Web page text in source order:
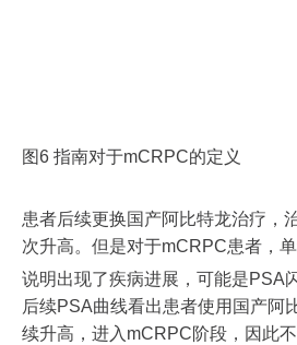
图6 指南对于mCRPC的定义
患者后续更换国产阿比特龙治疗，
次升高。但是对于mCRPC患者，
说明出现了疾病进展，可能是PSA
后续PSA曲线看出患者使用国产阿
续升高，进入mCRPC阶段，因此